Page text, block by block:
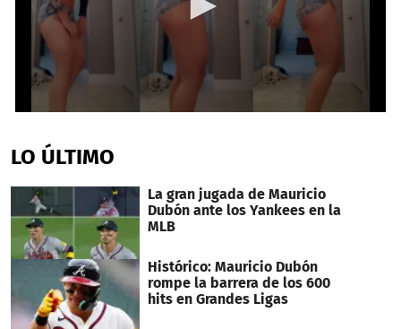
of
58
LO ÚLTIMO
La gran jugada de Mauricio
Dubón ante los Yankees en la
MLB
Histórico: Mauricio Dubón
rompe la barrera de los 600
hits en Grandes Ligas